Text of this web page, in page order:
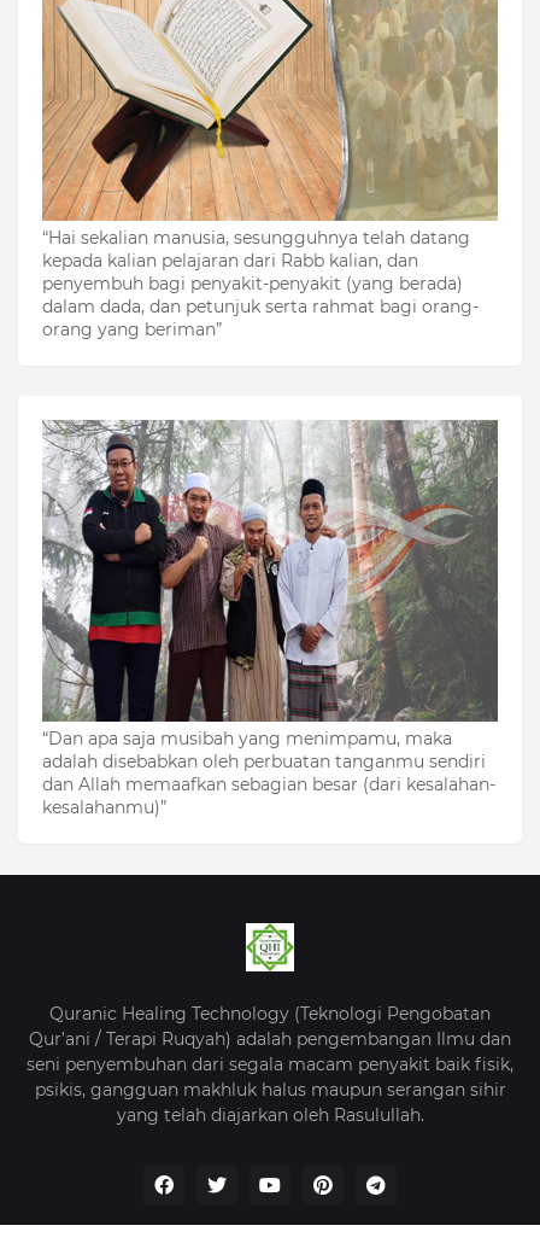
“Hai sekalian manusia, sesungguhnya telah datang
kepada kalian pelajaran dari Rabb kalian, dan
penyembuh bagi penyakit-penyakit (yang berada)
dalam dada, dan petunjuk serta rahmat bagi orang-
orang yang beriman”
“Dan apa saja musibah yang menimpamu, maka
adalah disebabkan oleh perbuatan tanganmu sendiri
dan Allah memaafkan sebagian besar (dari kesalahan-
kesalahanmu)”
Quranic Healing Technology (Teknologi Pengobatan
Qur’ani / Terapi Ruqyah) adalah pengembangan Ilmu dan
seni penyembuhan dari segala macam penyakit baik fisik,
psikis, gangguan makhluk halus maupun serangan sihir
yang telah diajarkan oleh Rasulullah.